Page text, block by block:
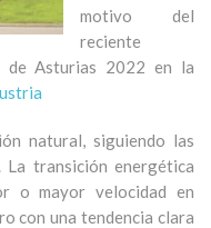
motivo del
reciente
de Asturias 2022 en la
natural, siguiendo las
La transición energética
o mayor velocidad en
con una tendencia clara